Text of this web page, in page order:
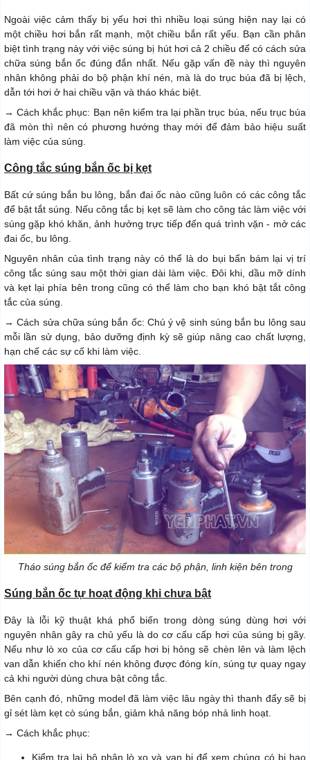
Ngoài việc cảm thấy bị yếu hơi thì nhiều loại súng hiện nay lại có
một chiều hơi bắn rất mạnh, một chiều bắn rất yếu. Bạn cần phân
biệt tình trạng này với việc súng bị hút hơi cả 2 chiều để có cách sửa
chữa súng bắn ốc đúng đắn nhất. Nếu gặp vấn đề này thì nguyên
nhân không phải do bộ phận khí nén, mà là do trục búa đã bị lệch,
dẫn tới hơi ở hai chiều vặn và tháo khác biệt.
→ Cách khắc phục: Bạn nên kiểm tra lại phần trục búa, nếu trục búa
đã mòn thì nên có phương hướng thay mới để đảm bảo hiệu suất
làm việc của súng.
Công tắc súng bắn ốc bị kẹt
Bất cứ súng bắn bu lông, bắn đai ốc nào cũng luôn có các công tắc
để bật tắt súng. Nếu công tắc bị kẹt sẽ làm cho công tác làm việc với
súng gặp khó khăn, ảnh hưởng trực tiếp đến quá trình vặn - mở các
đai ốc, bu lông.
Nguyên nhân của tình trạng này có thể là do bụi bẩn bám lại vị trí
công tắc súng sau một thời gian dài làm việc. Đôi khi, dầu mỡ dính
và kẹt lại phía bên trong cũng có thể làm cho bạn khó bật tắt công
tắc của súng.
→ Cách sửa chữa súng bắn ốc: Chú ý vệ sinh súng bắn bu lông sau
mỗi lần sử dụng, bảo dưỡng định kỳ sẽ giúp nâng cao chất lượng,
hạn chế các sự cố khi làm việc.
Tháo súng bắn ốc để kiểm tra các bộ phận, linh kiện bên trong
Súng bắn ốc tự hoạt động khi chưa bật
Đây là lỗi kỹ thuật khá phổ biến trong dòng súng dùng hơi với
nguyên nhân gây ra chủ yếu là do cơ cấu cấp hơi của súng bị gãy.
Nếu như lò xo của cơ cấu cấp hơi bị hỏng sẽ chèn lên và làm lệch
van dẫn khiến cho khí nén không được đóng kín, súng tự quay ngay
cả khi người dùng chưa bật công tắc.
Bên cạnh đó, những model đã làm việc lâu ngày thì thanh đẩy sẽ bị
gỉ sét làm kẹt cò súng bắn, giảm khả năng bóp nhả linh hoạt.
→ Cách khắc phục:
Kiểm tra lại bộ phận lò xo và van bi để xem chúng có bị hao